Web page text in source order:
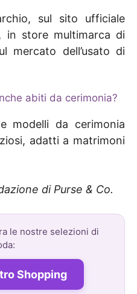
sul sito ufficiale
in store multimarca di
mercato dell’usato di
abiti da cerimonia?
modelli da cerimonia
adatti a matrimoni
di Purse & Co.
le nostre selezioni di
Shopping